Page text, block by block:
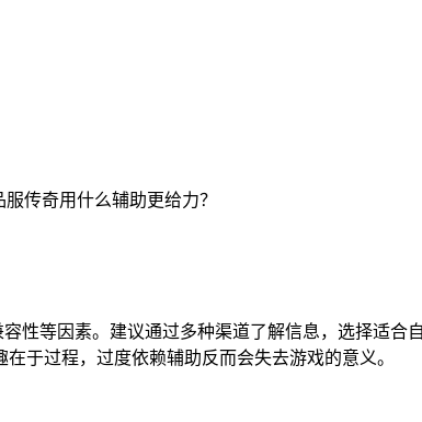
性等因素。建议通过多种渠道了解信息，选择适合
于过程，过度依赖辅助反而会失去游戏的意义。